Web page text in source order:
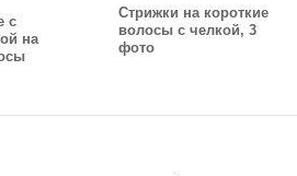
с
на
Стрижки на короткие
волосы с челкой, 3
фото